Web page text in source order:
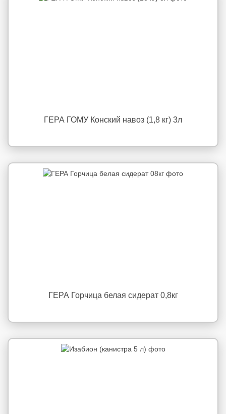
ГЕРА ГОМУ Конский навоз (1,8 кг) 3л
ГЕРА Горчица белая сидерат 0,8кг